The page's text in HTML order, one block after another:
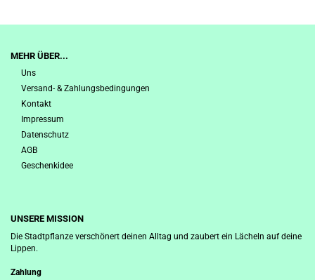
MEHR ÜBER...
Uns
Versand- & Zahlungsbedingungen
Kontakt
Impressum
Datenschutz
AGB
Geschenkidee
UNSERE MISSION
Die Stadtpflanze verschönert deinen Alltag und zaubert ein Lächeln auf deine
Lippen.
Zahlung